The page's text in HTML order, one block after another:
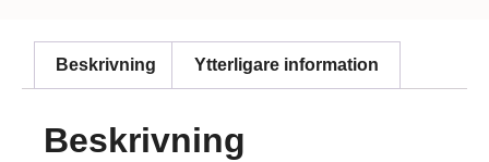
Beskrivning Ytterligare information
Beskrivning